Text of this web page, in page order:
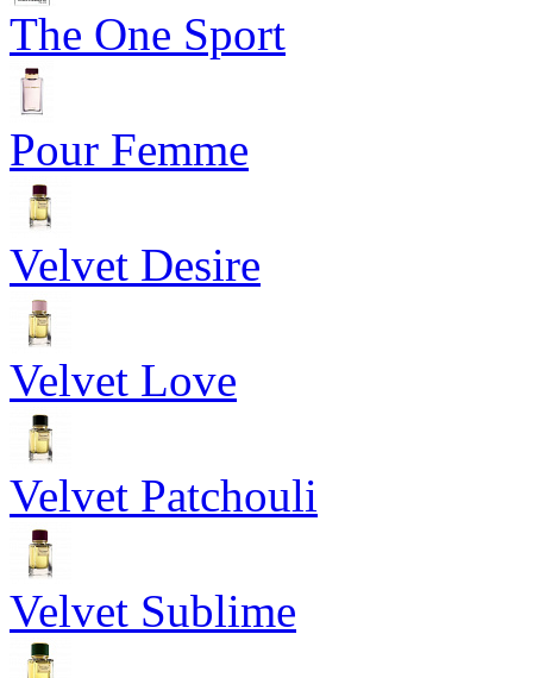
The One Sport
Pour Femme
Velvet Desire
Velvet Love
Velvet Patchouli
Velvet Sublime